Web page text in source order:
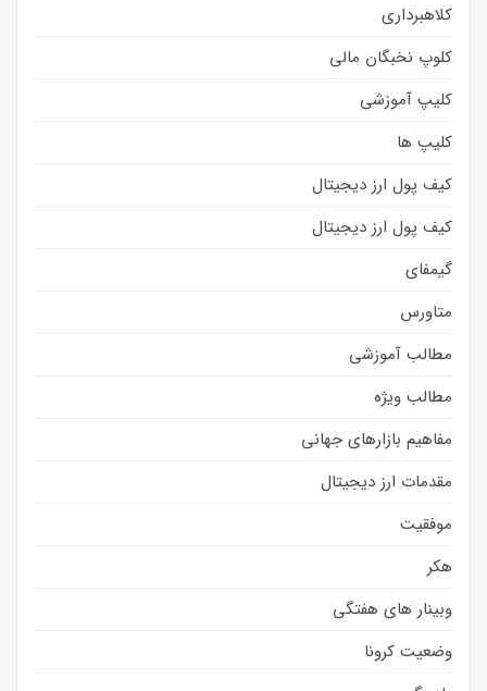
کلاهبرداری
کلوپ نخبگان مالی
کلیپ آموزشی
کلیپ ها
کیف پول ارز دیجیتال
کیف پول ارز دیجیتال
گیمفای
متاورس
مطالب آموزشی
مطالب ویژه
مفاهیم بازارهای جهانی
مقدمات ارز دیجیتال
موفقیت
هکر
وبینار های هفتگی
وضعیت کرونا